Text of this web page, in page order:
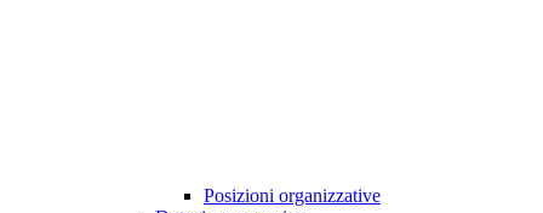
Posizioni organizzative